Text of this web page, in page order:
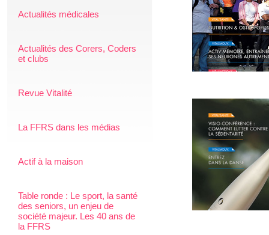
Actualités médicales
Actualités des Corers, Coders
et clubs
Revue Vitalité
La FFRS dans les médias
Actif à la maison
Table ronde : Le sport, la santé
des seniors, un enjeu de
société majeur. Les 40 ans de
la FFRS